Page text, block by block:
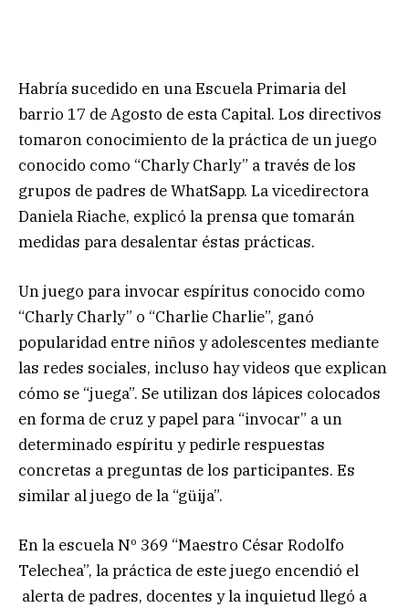
Habría sucedido en una Escuela Primaria del
barrio 17 de Agosto de esta Capital. Los directivos
tomaron conocimiento de la práctica de un juego
conocido como “Charly Charly” a través de los
grupos de padres de WhatSapp. La vicedirectora
Daniela Riache, explicó la prensa que tomarán
medidas para desalentar éstas prácticas.
Un juego para invocar espíritus conocido como
“Charly Charly” o “Charlie Charlie”, ganó
popularidad entre niños y adolescentes mediante
las redes sociales, incluso hay videos que explican
cómo se “juega”. Se utilizan dos lápices colocados
en forma de cruz y papel para “invocar” a un
determinado espíritu y pedirle respuestas
concretas a preguntas de los participantes. Es
similar al juego de la “güija”.
En la escuela Nº 369 “Maestro César Rodolfo
Telechea”, la práctica de este juego encendió el
alerta de padres, docentes y la inquietud llegó a